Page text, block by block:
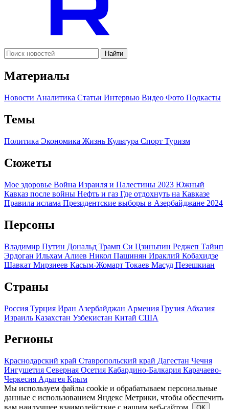
Найти
Материалы
Новости Аналитика Статьи Интервью Видео Фото Подкасты
Темы
Политика Экономика Жизнь Культура Спорт Туризм
Сюжеты
Мое здоровье Война Израиля и Палестины 2023 Южный
Кавказ после войны Нефть и газ Где отдохнуть на Кавказе
Правила ислама Президентские выборы в Азербайджане 2024
Персоны
Владимир Путин Дональд Трамп Си Цзиньпин Реджеп Тайип
Эрдоган Ильхам Алиев Никол Пашинян Ираклий Кобахидзе
Шавкат Мирзиеев Касым-Жомарт Токаев Масуд Пезешкиан
Страны
Россия Турция Иран Азербайджан Армения Грузия Абхазия
Израиль Казахстан Узбекистан Китай США
Регионы
Краснодарский край Ставропольский край Дагестан Чечня
Ингушетия Северная Осетия Кабардино-Балкария Карачаево-
Черкесия Адыгея Крым
Мы используем файлы cookie и обрабатываем персональные
данные с использованием Яндекс Метрики, чтобы обеспечить